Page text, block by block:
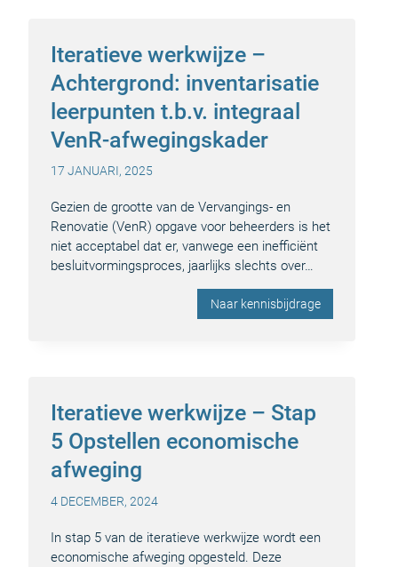
Iteratieve werkwijze –
Achtergrond: inventarisatie
leerpunten t.b.v. integraal
VenR-afwegingskader
17 JANUARI, 2025
Gezien de grootte van de Vervangings- en
Renovatie (VenR) opgave voor beheerders is het
niet acceptabel dat er, vanwege een inefficiënt
besluitvormingsproces, jaarlijks slechts over…
Naar kennisbijdrage
Iteratieve werkwijze – Stap
5 Opstellen economische
afweging
4 DECEMBER, 2024
In stap 5 van de iteratieve werkwijze wordt een
economische afweging opgesteld. Deze